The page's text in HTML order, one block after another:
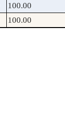
100.00
100.00